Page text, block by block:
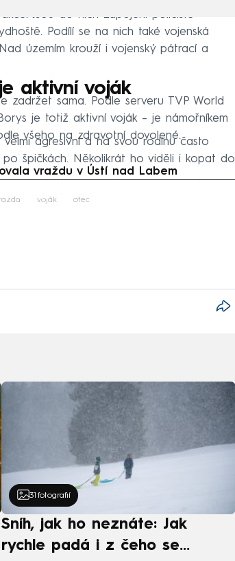
Jsou do nich zapojeni policisté
Podílí se na nich také vojenská
územím krouží i vojenský pátrací a
aktivní voják
zadržet sama. Podle serveru TVP World
je totiž aktivní voják – je námořníkem
všeho na zdravotní dovolené.
agresivní a na svou rodinu často
po špičkách. Několikrát ho viděli i kopat do
vraždu v Ústí nad Labem
fetch
voják otec
31 fotografií
Sníh, jak ho neznáte: Jak
rychle padá i z čeho se